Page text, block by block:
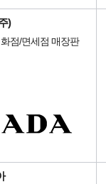
)
점/면세점 매장판